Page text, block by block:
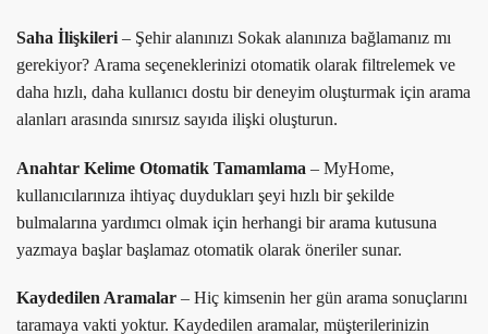
Saha İlişkileri – Şehir alanınızı Sokak alanınıza bağlamanız mı
gerekiyor? Arama seçeneklerinizi otomatik olarak filtrelemek ve
daha hızlı, daha kullanıcı dostu bir deneyim oluşturmak için arama
alanları arasında sınırsız sayıda ilişki oluşturun.
Anahtar Kelime Otomatik Tamamlama – MyHome,
kullanıcılarınıza ihtiyaç duydukları şeyi hızlı bir şekilde
bulmalarına yardımcı olmak için herhangi bir arama kutusuna
yazmaya başlar başlamaz otomatik olarak öneriler sunar.
Kaydedilen Aramalar – Hiç kimsenin her gün arama sonuçlarını
taramaya vakti yoktur. Kaydedilen aramalar, müşterilerinizin